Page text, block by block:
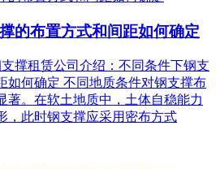
的布置方式和间距如何确定
支撑租赁公司介绍：不同条件下钢支
如何确定 不同地质条件对钢支撑布
著。在软土地质中，土体自稳能力
，此时钢支撑应采用密布方式